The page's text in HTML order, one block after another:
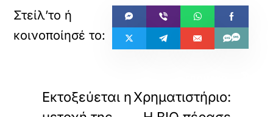
Εκτοξεύεται ηΧρηματιστήριο: